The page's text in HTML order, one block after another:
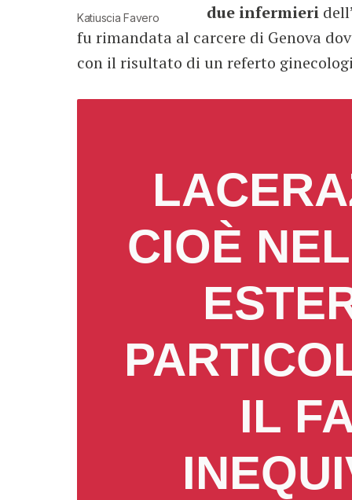
Katiuscia Favero
due infermieri
fu rimandata al carcere di Genova
con il risultato di un referto
CIOÈ
IL